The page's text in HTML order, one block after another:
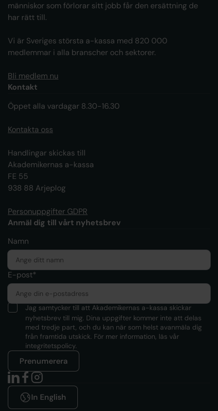
In English
människor som förlorar sitt jobb får den ersättning de
har rätt till.
Vi är Sveriges största a-kassa med 820 000
medlemmar i alla branscher och sektorer.
Bli medlem nu
Kontakt
Öppet alla vardagar 8.30-16.30
Kontakta oss
Handlingar skickas till
Akademikernas a-kassa
FE 55
938 88 Arjeplog
Personuppgifter GDPR
Anmäl dig till vårt nyhetsbrev
Namn
E-post*
Jag samtycker till att Akademikernas a-kassa skickar
nyhetsbrev till mig. Dina uppgifter kommer inte att delas
med tredje part, och du kan när som helst avanmäla dig
från framtida utskick. För mer information, läs vår
integritetspolicy.
Prenumerera